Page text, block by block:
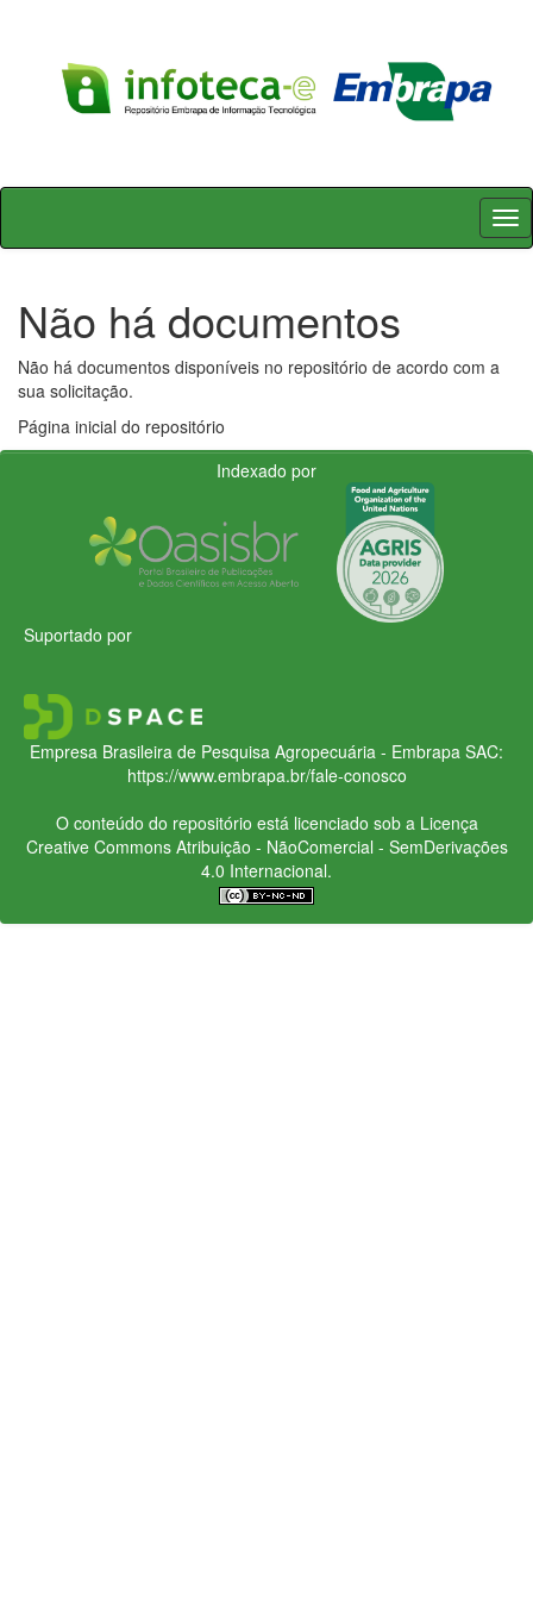
Skip
Não há documentos
Não há documentos disponíveis no repositório de acordo com a
sua solicitação.
Página inicial do repositório
Indexado por
Suportado por
Empresa Brasileira de Pesquisa Agropecuária - Embrapa SAC:
https://www.embrapa.br/fale-conosco
O conteúdo do repositório está licenciado sob a Licença
Creative CommonsAtribuição - NãoComercial - SemDerivações
4.0 Internacional.